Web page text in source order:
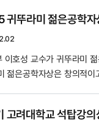
보장)을 받았습니다. 한창
상을 축하드립니다.
귀뚜라미 젊은공학자
이호성 교수가 귀뚜라미
젊은공학자상은 창의적이
수상을 진심으로 축하드